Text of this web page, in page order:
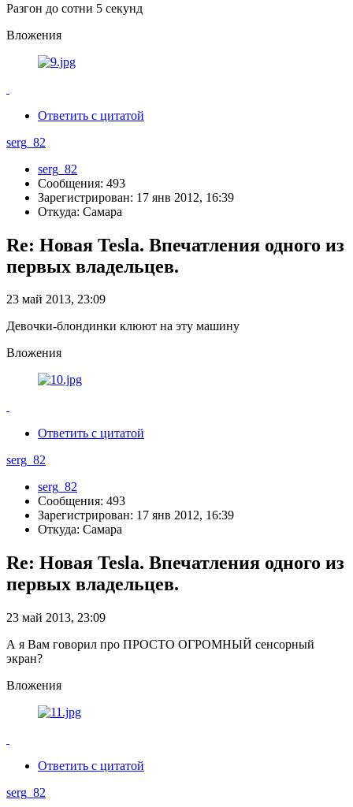
Разгон до сотни 5 секунд
Вложения
Ответить с цитатой
serg_82
serg_82
Сообщения: 493
Зарегистрирован: 17 янв 2012, 16:39
Откуда: Самара
Re: Новая Tesla. Впечатления одного из
первых владельцев.
23 май 2013, 23:09
Девочки-блондинки клюют на эту машину
Вложения
Ответить с цитатой
serg_82
serg_82
Сообщения: 493
Зарегистрирован: 17 янв 2012, 16:39
Откуда: Самара
Re: Новая Tesla. Впечатления одного из
первых владельцев.
23 май 2013, 23:09
А я Вам говорил про ПРОСТО ОГРОМНЫЙ сенсорный
экран?
Вложения
Ответить с цитатой
serg_82